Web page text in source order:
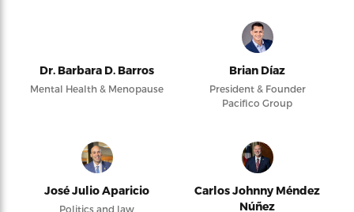
Dr. Barbara D. Barros
Mental Health & Menopause
Brian Díaz
President & Founder
Pacifico Group
José Julio Aparicio
Politics and law
Carlos Johnny Méndez
Núñez